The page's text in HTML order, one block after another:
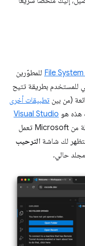
للمطوّرين
للمستخدم بطريقة تتيح
(من بين تطبيقات أخرى
هذه هو Visual Studio
(VS Code)، وهو بيئة تطوير متكاملة من Microsoft تعمل
الترحيب
حالي.